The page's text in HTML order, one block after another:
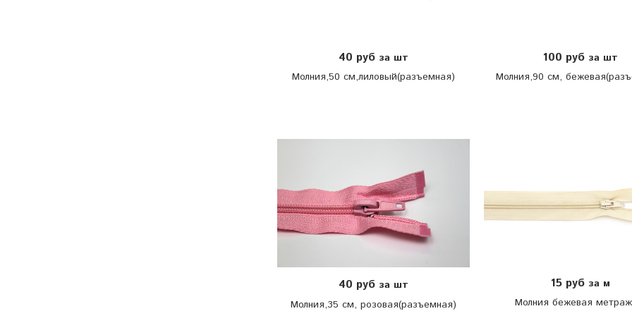
40 руб за шт
Молния,50 см,лиловый(разъемная)
100 руб за шт
Молния,90 см,
40 руб за шт
Молния,35 см, розовая(разъемная)
15 руб за м
Молния бежевая